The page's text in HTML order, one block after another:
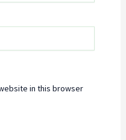
in this browser